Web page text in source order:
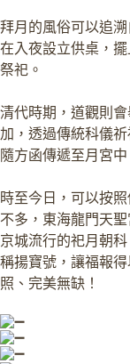
拜月的風俗可以追
在入夜設立供桌，
祭祀。
清代時期，道觀則
加，透過傳統科儀
隨方函傳遞至月宮中
時至今日，可以按
不多，東海龍門天
京城流行的祀月朝
稱揚寶號，讓福報
照、完美無缺！